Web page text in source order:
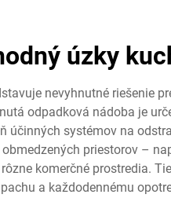
úzky
nevyhnutné riešenie
odpadková nádoba je
účinných systémov na
priestorov –
komerčné prostredia.
a každodennému